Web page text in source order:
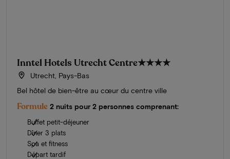
Inntel Hotels Utrecht Centre★★★★
Utrecht, Pays-Bas
Bel hôtel de bien-être au cœur du centre ville
Formule 2 nuits pour 2 personnes comprenant:
Buffet petit-déjeuner
Dîner 3 plats
Spa et fitness
Départ tardif